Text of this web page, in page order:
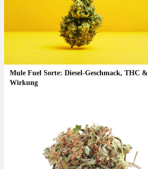
Mule Fuel Sorte: Diesel-Geschmack, THC &
Wirkung